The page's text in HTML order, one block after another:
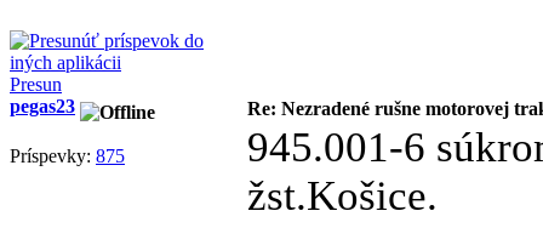
Presun
pegas23
Re: Nezradené rušne motorovej
Príspevky: 875
945.001-6
žst.Košice.